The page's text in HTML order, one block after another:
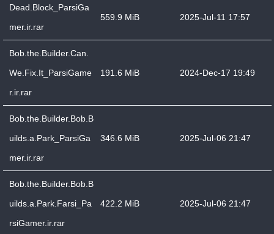
Dead.Block_ParsiGa
mer.ir.rar
559.9 MiB 2025-Jul-11 17:57
Bob.the.Builder.Can.
We.Fix.It_ParsiGame
r.ir.rar
191.6 MiB 2024-Dec-17 19:49
Bob.the.Builder.Bob.B
uilds.a.Park_ParsiGa
mer.ir.rar
346.6 MiB 2025-Jul-06 21:47
Bob.the.Builder.Bob.B
uilds.a.Park.Farsi_Pa
rsiGamer.ir.rar
422.2 MiB 2025-Jul-06 21:47